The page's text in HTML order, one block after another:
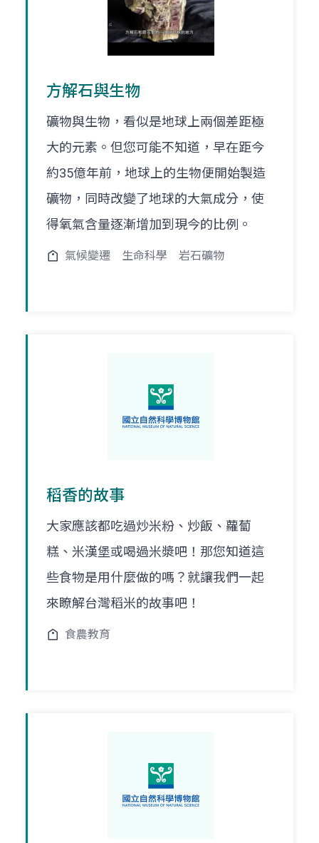
方解石與生物
礦物與生物，看似是地球上兩個差距極
大的元素。但您可能不知道，早在距今
約35億年前，地球上的生物便開始製造
礦物，同時改變了地球的大氣成分，使
得氧氣含量逐漸增加到現今的比例。
氣候變遷 生命科學 岩石礦物
稻香的故事
大家應該都吃過炒米粉、炒飯、蘿蔔
糕、米漢堡或喝過米漿吧！那您知道這
些食物是用什麼做的嗎？就讓我們一起
來瞭解台灣稻米的故事吧！
食農教育